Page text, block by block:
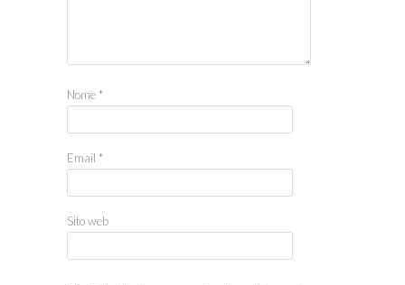
Nome *
Email *
Sito web